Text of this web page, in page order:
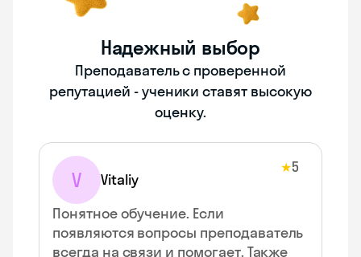
Надежный выбор
Преподаватель с проверенной
репутацией - ученики ставят высокую
оценку.
V Vitaliy
★5
Понятное обучение. Если
появляются вопросы преподаватель
всегда на связи и помогает. Также